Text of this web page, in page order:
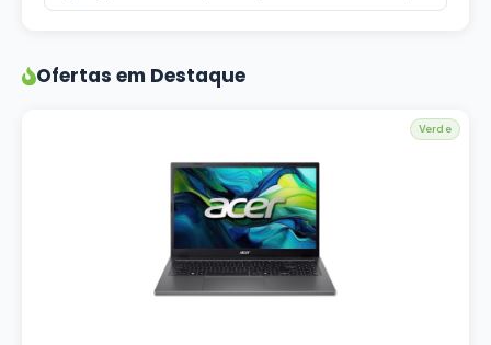
Ofertas em Destaque
Verde